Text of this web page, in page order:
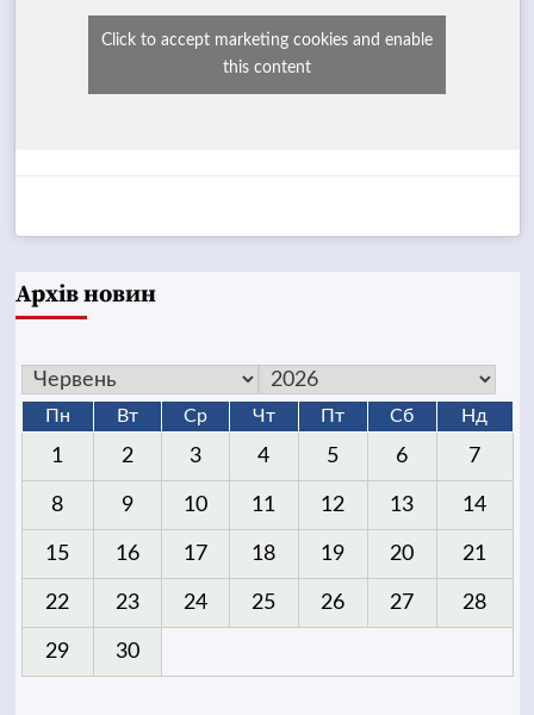
Click to accept marketing cookies and enable
this content
Архів новин
Пн Вт Ср Чт Пт Сб Нд
1 2 3 4 5 6 7
8 9 10 11 12 13 14
15 16 17 18 19 20 21
22 23 24 25 26 27 28
29 30